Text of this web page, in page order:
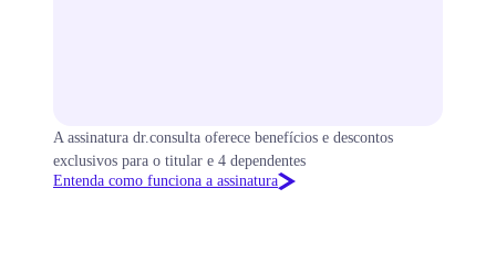
A assinatura dr.consulta oferece benefícios e descontos
exclusivos para o titular e 4 dependentes
Entenda como funciona a assinatura